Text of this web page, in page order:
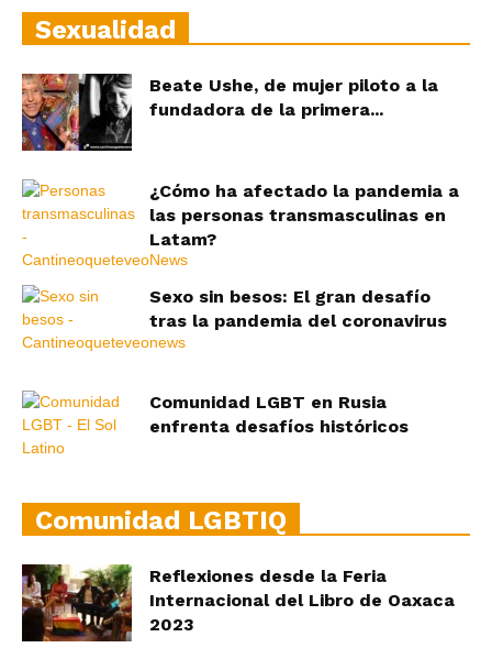
Sexualidad
Beate Ushe, de mujer piloto a la
fundadora de la primera...
¿Cómo ha afectado la pandemia a
las personas transmasculinas en
Latam?
Sexo sin besos: El gran desafío
tras la pandemia del coronavirus
Comunidad LGBT en Rusia
enfrenta desafíos históricos
Comunidad LGBTIQ
Reflexiones desde la Feria
Internacional del Libro de Oaxaca
2023